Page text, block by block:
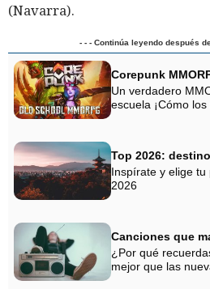
(Navarra).
- - - Continúa leyendo después
Corepunk
Un verdadero
escuela ¡Cómo
Top 2026:
Inspírate y elige tu
2026
Canciones que
¿Por qué
mejor que las